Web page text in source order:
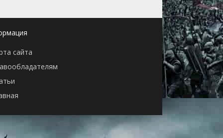
сайта